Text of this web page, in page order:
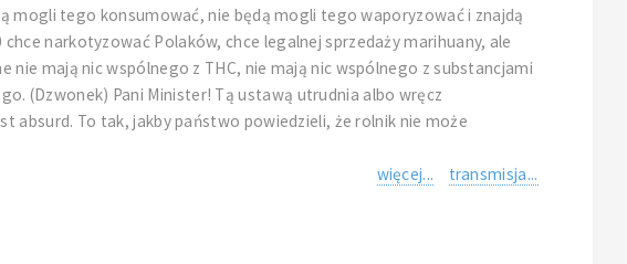
mogli tego konsumować, nie będą mogli tego waporyzować i znajdą
narkotyzować Polaków, chce legalnej sprzedaży marihuany, ale
mają nic wspólnego z THC, nie mają nic wspólnego z substancjami
(Dzwonek) Pani Minister! Tą ustawą utrudnia albo wręcz
absurd. To tak, jakby państwo powiedzieli, że rolnik nie może
więcej...
transmisja...